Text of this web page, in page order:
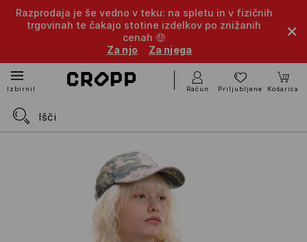
Razprodaja je še vedno v teku: na spletu in v fizičnih
trgovinah te čakajo stotine izdelkov po znižanih
cenah 🤑
Za njo
Za njega
Izbirnik Račun Priljubljene Košarica